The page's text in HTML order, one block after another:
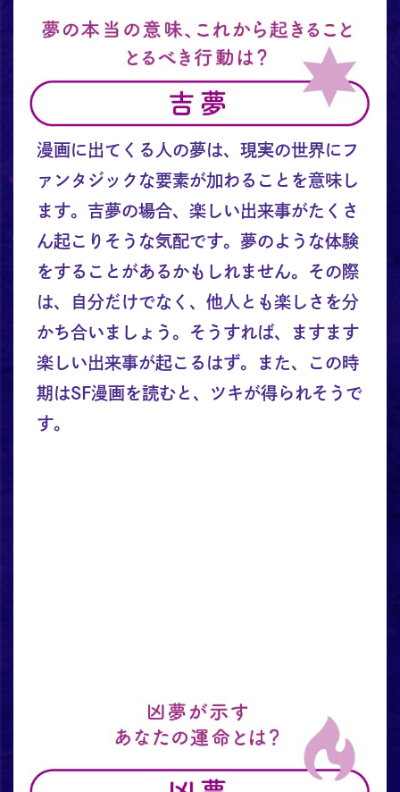
漫画に出てくる人の夢は、現実の世界にフ
ァンタジックな要素が加わることを意味し
ます。吉夢の場合、楽しい出来事がたくさ
ん起こりそうな気配です。夢のような体験
をすることがあるかもしれません。その際
は、自分だけでなく、他人とも楽しさを分
かち合いましょう。そうすれば、ますます
楽しい出来事が起こるはず。また、この時
期はSF漫画を読むと、ツキが得られそうで
す。